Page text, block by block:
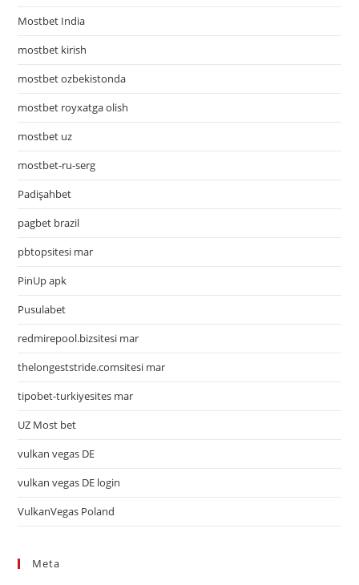
Mostbet India
mostbet kirish
mostbet ozbekistonda
mostbet royxatga olish
mostbet uz
mostbet-ru-serg
Padişahbet
pagbet brazil
pbtopsitesi mar
PinUp apk
Pusulabet
redmirepool.bizsitesi mar
thelongeststride.comsitesi mar
tipobet-turkiyesites mar
UZ Most bet
vulkan vegas DE
vulkan vegas DE login
VulkanVegas Poland
Meta